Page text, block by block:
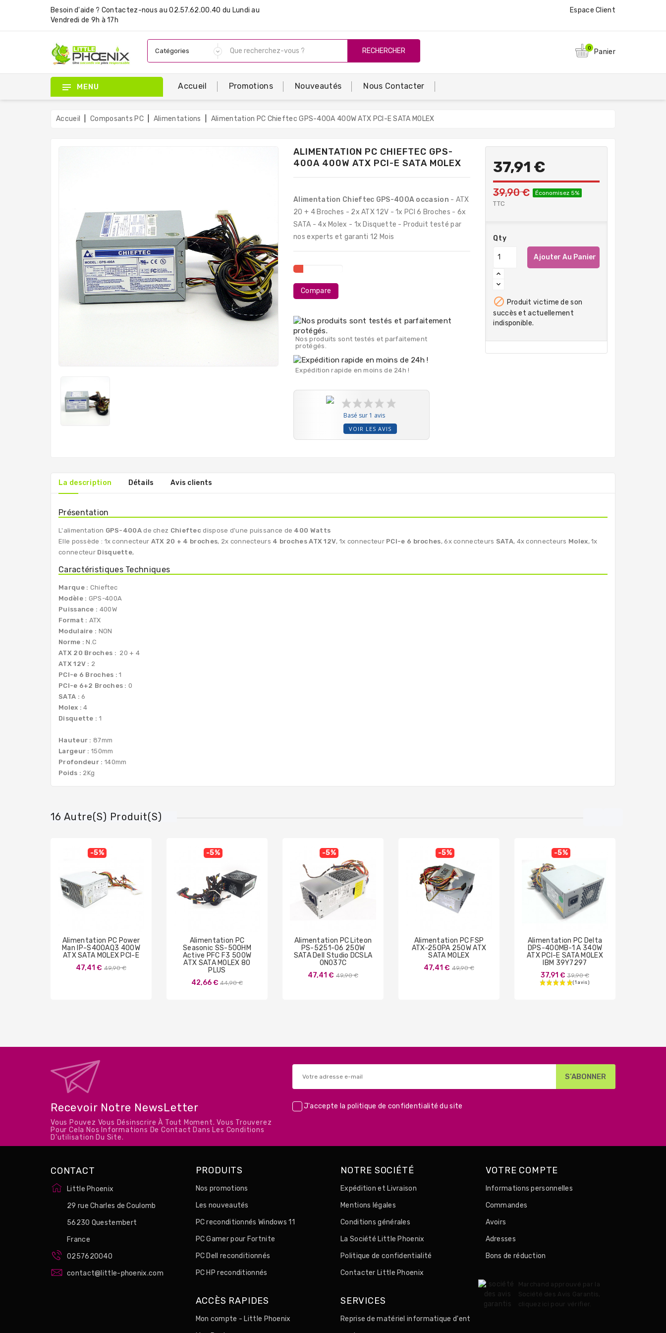
Besoin d'aide ? Contactez-nous au 02.57.62.00.40 du Lundi au
Vendredi de 9h à 17h
Espace Client
RECHERCHER 0 Panier
MENU Accueil Promotions Nouveautés Nous Contacter
Accueil Composants PC Alimentations Alimentation PC Chieftec GPS-400A 400W ATX PCI-E SATA MOLEX
ALIMENTATION PC CHIEFTEC GPS-
400A 400W ATX PCI-E SATA MOLEX
Alimentation Chieftec GPS-400A occasion - ATX
20 + 4 Broches - 2x ATX 12V - 1x PCI 6 Broches - 6x
SATA - 4x Molex - 1x Disquette - Produit testé par
nos experts et garanti 12 Mois
Compare
Nos produits sont testés et parfaitement
protégés.
Expédition rapide en moins de 24h !
Basé sur 1 avis
VOIR LES AVIS
37,91 €
39,90 € Économisez 5%
TTC
Qty
Ajouter Au Panier
 Produit victime de son
succès et actuellement
indisponible.
La description Détails Avis clients
Présentation
L'alimentation GPS-400Ade chez Chieftec dispose d'une puissance de 400 Watts
Elle possède : 1x connecteur ATX 20 + 4 broches, 2x connecteurs 4 broches ATX 12V, 1x connecteur PCI-e 6 broches, 6x connecteurs SATA, 4x connecteurs Molex, 1x
connecteur Disquette,
Caractéristiques Techniques
Marque : Chieftec
Modèle : GPS-400A
Puissance : 400W
Format : ATX
Modulaire : NON
Norme :N.C
ATX 20 Broches : 20 + 4
ATX 12V : 2
PCI-e 6 Broches :1
PCI-e 6+2 Broches : 0
SATA : 6
Molex :4
Disquette : 1
Hauteur : 87mm
Largeur : 150mm
Profondeur : 140mm
Poids : 2Kg
16 Autre(s) Produit(s)
-5%
Alimentation PC Power
Man IP-S400AQ3 400W
ATX SATA MOLEX PCI-E
47,41 € Prix
49,90 €
-5%
Alimentation PC
Seasonic SS-500HM
Active PFC F3 500W
ATX SATA MOLEX 80
PLUS
42,66 € Prix
44,90 €
-5%
Alimentation PC Liteon
PS-5251-06 250W
SATA Dell Studio DCSLA
0N037C
47,41 € Prix
49,90 €
-5%
Alimentation PC FSP
ATX-250PA 250W ATX
SATA MOLEX
47,41 € Prix
49,90 €
-5%
Alimentation PC Delta
DPS-400MB-1 A 340W
ATX PCI-E SATA MOLEX
IBM 39Y7297
37,91 € Prix
de
39,90 €
Recevoir Notre NewsLetter
Vous Pouvez Vous Désinscrire À Tout Moment. Vous Trouverez
Pour Cela Nos Informations De Contact Dans Les Conditions
D'utilisation Du Site.
J'accepte la politique de confidentialité du site
CONTACT
Little Phoenix
29 rue Charles de Coulomb
56230 Questembert
France
0257620040
contact@little-phoenix.com
PRODUITS
Nos promotions
Les nouveautés
PC reconditionnés Windows 11
PC Gamer pour Fortnite
PC Dell reconditionnés
PC HP reconditionnés
NOTRE SOCIÉTÉ
Expédition et Livraison
Mentions légales
Conditions générales
La Société Little Phoenix
Politique de confidentialité
Contacter Little Phoenix
ACCÈS RAPIDES
Mon compte - Little Phoenix
SERVICES
Reprise de matériel informatique d'ent
VOTRE COMPTE
Informations personnelles
Commandes
Avoirs
Adresses
Bons de réduction
Marchand approuvé par la
Société des Avis Garantis,
cliquez ici pour vérifier.